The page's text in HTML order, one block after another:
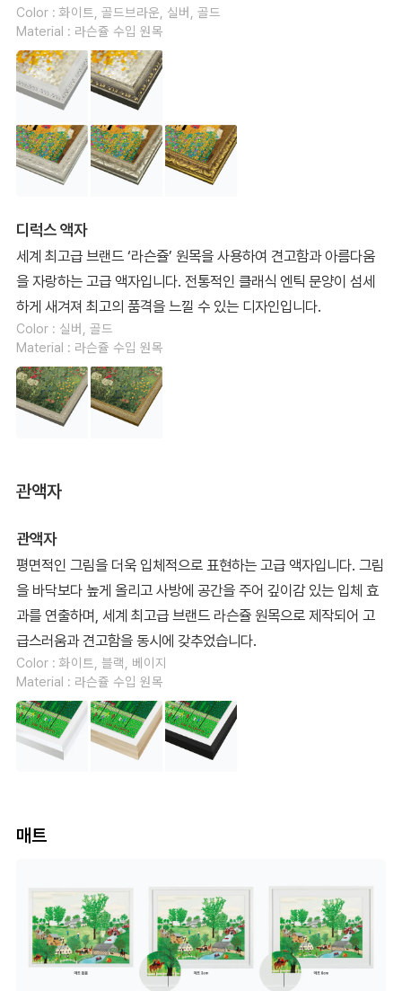
Color : 화이트, 골드브라운, 실버, 골드
Material : 라슨쥴 수입 원목
디럭스 액자
세계 최고급 브랜드 ‘라슨쥴’ 원목을 사용하여 견고함과 아름다움
을 자랑하는 고급 액자입니다. 전통적인 클래식 엔틱 문양이 섬세
하게 새겨져 최고의 품격을 느낄 수 있는 디자인입니다.
Color : 실버, 골드
Material : 라슨쥴 수입 원목
관액자
관액자
평면적인 그림을 더욱 입체적으로 표현하는 고급 액자입니다. 그림
을 바닥보다 높게 올리고 사방에 공간을 주어 깊이감 있는 입체 효
과를 연출하며, 세계 최고급 브랜드 라슨쥴 원목으로 제작되어 고
급스러움과 견고함을 동시에 갖추었습니다.
Color : 화이트, 블랙, 베이지
Material : 라슨쥴 수입 원목
매트